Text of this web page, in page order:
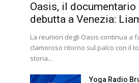
Oasis, il documentario
debutta a Venezia:
La reunion degli Oasis continua a
clamoroso ritorno sul palco con il
storia...
Yoga Radio